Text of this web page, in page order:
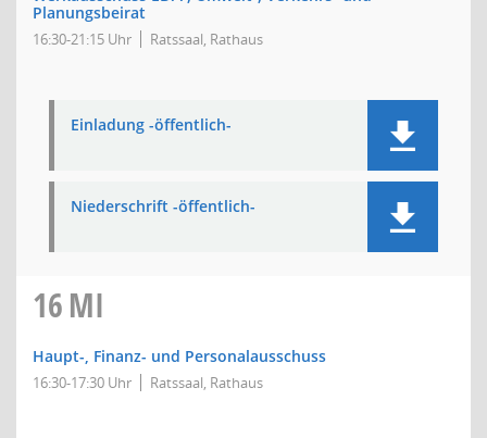
Planungsbeirat
16:30-21:15 Uhr Ratssaal, Rathaus
Einladung -öffentlich-
Niederschrift -öffentlich-
16MI
Haupt-, Finanz- und Personalausschuss
16:30-17:30 Uhr Ratssaal, Rathaus